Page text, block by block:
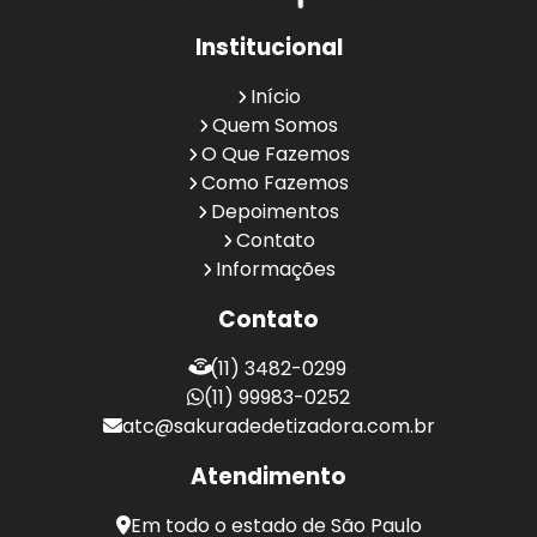
Institucional
Início
Quem Somos
O Que Fazemos
Como Fazemos
Depoimentos
Contato
Informações
Contato
(11) 3482-0299
(11) 99983-0252
atc@sakuradedetizadora.com.br
Atendimento
Em todo o estado de São Paulo